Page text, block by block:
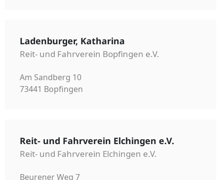
Ladenburger, Katharina
Reit- und Fahrverein Bopfingen e.V.
Am Sandberg 10
73441 Bopfingen
Reit- und Fahrverein Elchingen e.V.
Reit- und Fahrverein Elchingen e.V.
Beurener Weg 7